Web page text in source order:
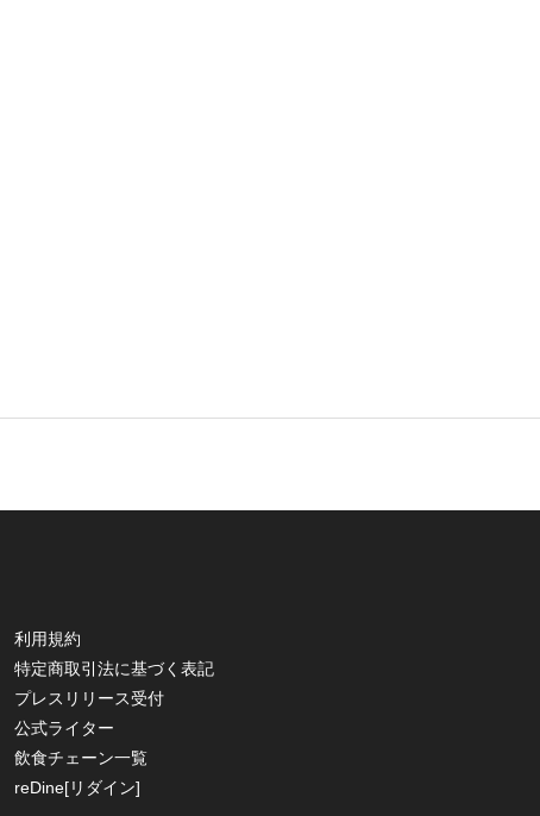
利用規約
特定商取引法に基づく表記
プレスリリース受付
公式ライター
飲食チェーン一覧
reDine[リダイン]